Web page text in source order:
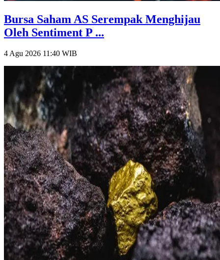
Bursa Saham AS Serempak Menghijau
Oleh Sentiment P ...
4 Agu 2026 11:40 WIB